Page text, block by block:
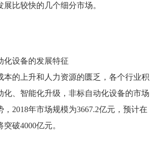
比较快的几个细分市场。
化设备的发展特征
本的上升和人力资源的匮乏，各个行业积
化、智能化升级，非标自动化设备的市场
，2018年市场规模为3667.2亿元，预计在
破4000亿元。